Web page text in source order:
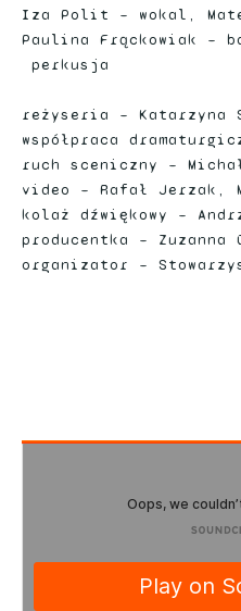
Iza Polit – wokal,
Paulina Frąckowiak –
perkusja
reżyseria – Katarzyna
współpraca
ruch sceniczny –
video – Rafał Jerzak,
kolaż dźwiękowy –
producentka – Zuzanna
organizator –